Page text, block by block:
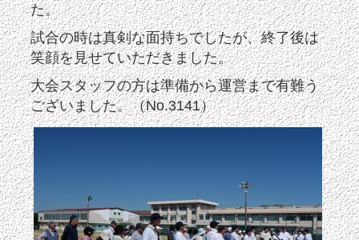
た。
試合の時は真剣な面持ちでしたが、終了後は
笑顔を見せていただきました。
大会スタッフの方は準備から運営まで有難う
ございました。（No.3141）